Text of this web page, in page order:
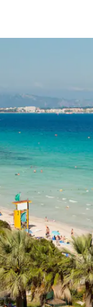
מגע או החלקה.